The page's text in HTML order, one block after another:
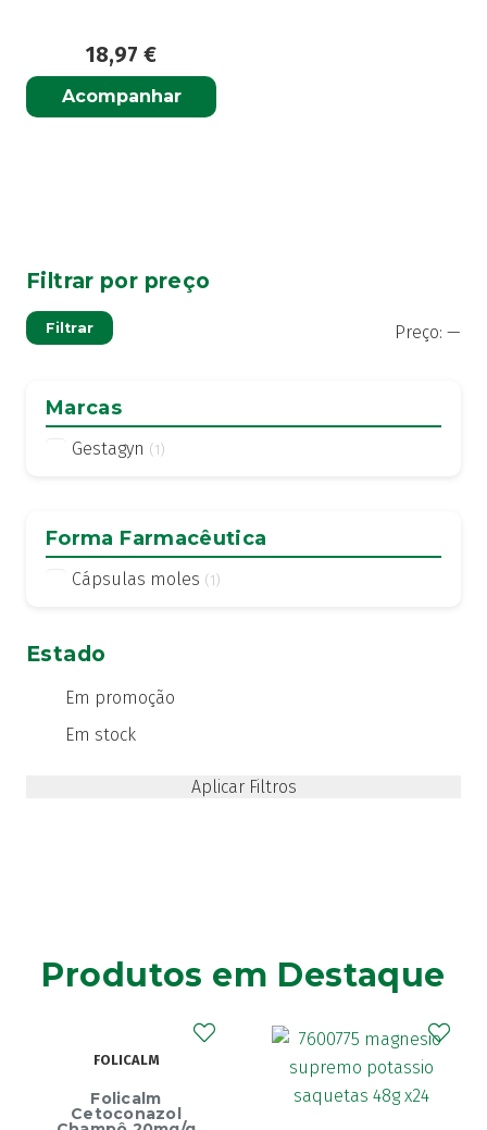
18,97 €
Acompanhar
Filtrar por preço
Filtrar Preço: —
Marcas
Gestagyn (1)
Forma Farmacêutica
Cápsulas moles (1)
Estado
Em promoção
Em stock
Produtos em Destaque
FOLICALM
Folicalm
Cetoconazol